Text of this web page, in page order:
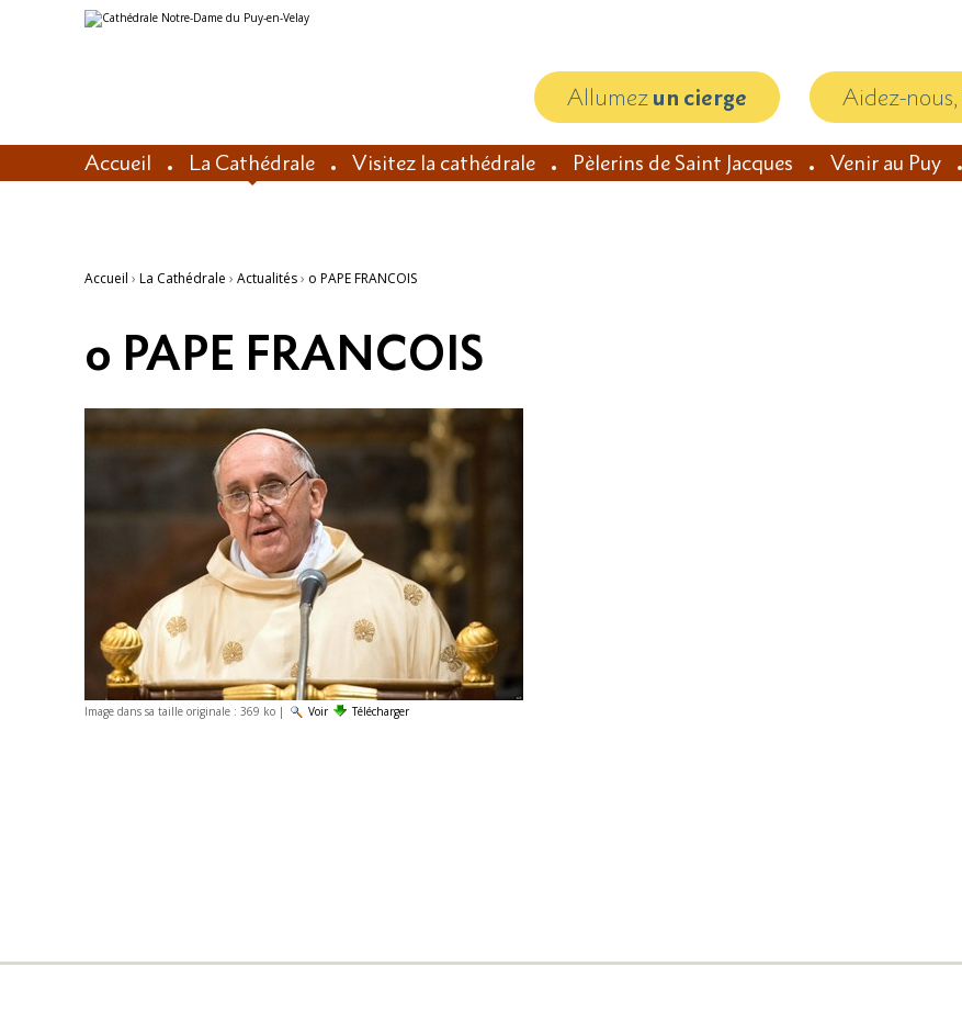
Aller
au
Outils
personnels
Allumezun cierge Aidez-nous,
Accueil La Cathédrale Visitez la cathédrale Pèlerins de Saint Jacques Venir au Puy
Accueil › La Cathédrale › Actualités› o PAPE FRANCOIS
o PAPE FRANCOIS
Image dans sa taille originale : 369 ko | Voir Télécharger